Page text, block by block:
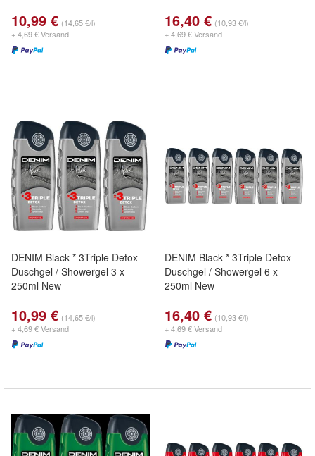
10,99 € (14,65 €/l)
+ 4,69 € Versand
16,40 € (10,93 €/l)
+ 4,69 € Versand
DENIM Black * 3Triple Detox
Duschgel / Showergel 3 x
250ml New
10,99 € (14,65 €/l)
+ 4,69 € Versand
DENIM Black * 3Triple Detox
Duschgel / Showergel 6 x
250ml New
16,40 € (10,93 €/l)
+ 4,69 € Versand